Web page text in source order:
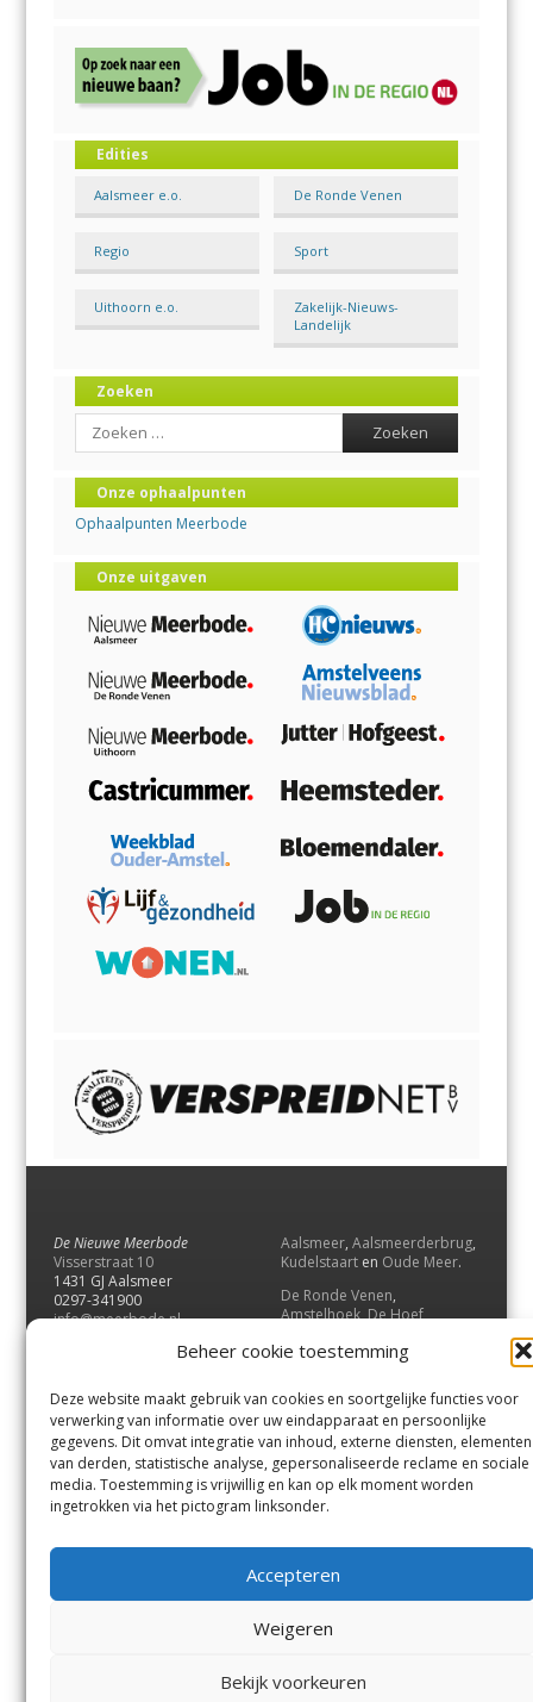
Beheer cookie toestemming
Deze website maakt gebruik van cookies en soortgelijke functies voor
verwerking van informatie over uw eindapparaat en persoonlijke
gegevens. Dit omvat integratie van inhoud, externe diensten, elementen
van derden, statistische analyse, gepersonaliseerde reclame en sociale
media. Toestemming is vrijwillig en kan op elk moment worden
ingetrokken via het pictogram linksonder.
Accepteren
Weigeren
Bekijk voorkeuren
Edities
Aalsmeer e.o. De Ronde Venen
Regio Sport
Uithoorn e.o.
Zakelijk-Nieuws-
Landelijk
Zoeken
Search
Onze ophaalpunten
Ophaalpunten Meerbode
Onze uitgaven
De Nieuwe Meerbode
Visserstraat 10
1431 GJ Aalsmeer
0297-341900
info@meerbode.nl
Aalsmeer, Aalsmeerderbrug,
Kudelstaart en Oude Meer.
De Ronde Venen,
Amstelhoek,De Hoef,
Vrouwenakker,Waverveen
UithoornenDe Kwakel.
Contact
Andere uitgaven
Bezorgklacht
Vacatures
Voorwaarden
Privacyverklaring
De Ronde Venen